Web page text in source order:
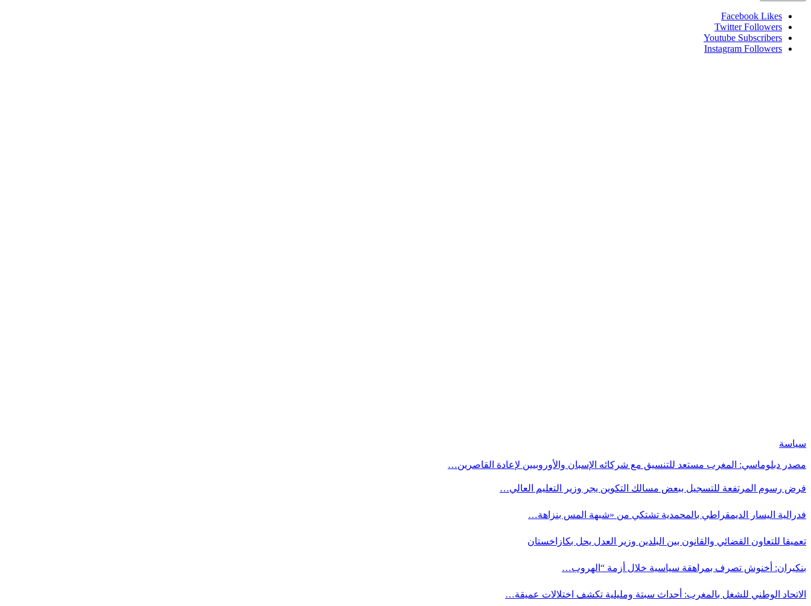
Facebook Likes
Twitter Followers
Youtube Subscribers
Instagram Followers
سياسة
مصدر دبلوماسي: المغرب مستعد للتنسيق مع شركائه الإسبان والأوروبيين لإعادة القاصرين…
فرض رسوم المرتفعة للتسجيل ببعض مسالك التكوين يجر وزير التعليم العالي…
فدرالية اليسار الديمقراطي بالمحمدية تشتكي من «شبهة المس بنزاهة…
تعميقا للتعاون القضائي والقانون بين البلدين وزير العدل يحل بكازاخستان
بنكيران: أخنوش تصرف بمراهقة سياسية خلال أزمة “الهروب…
الاتحاد الوطني للشغل بالمغرب: أحداث سبتة ومليلية تكشف اختلالات عميقة…